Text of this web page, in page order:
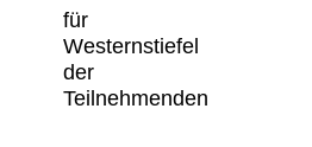
für
Westernstiefel
der
Teilnehmenden